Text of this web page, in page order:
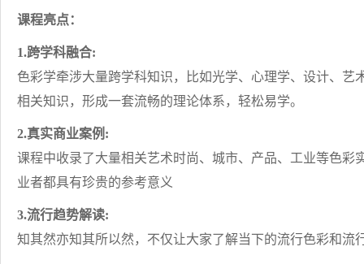
课程亮点：
1.跨学科融合:
色彩学牵涉大量跨学科知识，比如光学、心理学、设计、
相关知识，形成一套流畅的理论体系，轻松易学。
2.真实商业案例:
课程中收录了大量相关艺术时尚、城市、产品、工业等色
业者都具有珍贵的参考意义
3.流行趋势解读:
知其然亦知其所以然，不仅让大家了解当下的流行色彩和